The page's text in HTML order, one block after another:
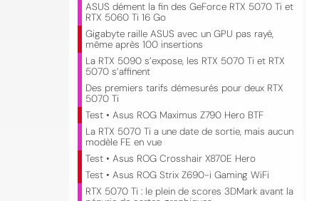
ASUS dément la fin des GeForce RTX 5070 Ti et
RTX 5060 Ti 16 Go
Gigabyte raille ASUS avec un GPU pas rayé,
même après 100 insertions
La RTX 5090 s’expose, les RTX 5070 Ti et RTX
5070 s’affinent
Des premiers tarifs démesurés pour deux RTX
5070 Ti
Test • Asus ROG Maximus Z790 Hero BTF
La RTX 5070 Ti a une date de sortie, mais aucun
modèle FE en vue
Test • Asus ROG Crosshair X870E Hero
Test • Asus ROG Strix Z690-i Gaming WiFi
RTX 5070 Ti : le plein de scores 3DMark avant la